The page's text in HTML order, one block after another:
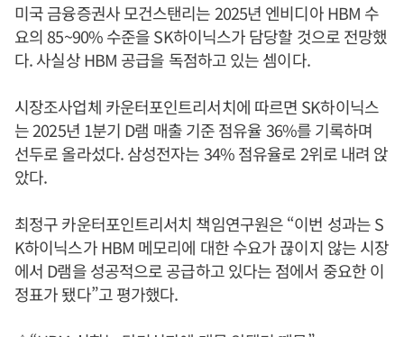
미국 금융증권사 모건스탠리는 2025년 엔비디아 HBM 수
요의 85~90% 수준을 SK하이닉스가 담당할 것으로 전망했
다. 사실상 HBM 공급을 독점하고 있는 셈이다.
시장조사업체 카운터포인트리서치에 따르면 SK하이닉스
는 2025년 1분기 D램 매출 기준 점유율 36%를 기록하며
선두로 올라섰다. 삼성전자는 34% 점유율로 2위로 내려 앉
았다.
최정구 카운터포인트리서치 책임연구원은 “이번 성과는 S
K하이닉스가 HBM 메모리에 대한 수요가 끊이지 않는 시장
에서 D램을 성공적으로 공급하고 있다는 점에서 중요한 이
정표가 됐다”고 평가했다.